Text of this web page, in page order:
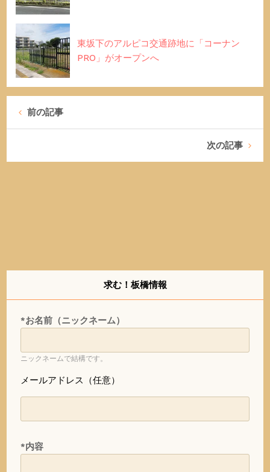
東坂下のアルピコ交通跡地に「コーナン
PRO」がオープンへ
前の記事
次の記事
求む！板橋情報
*お名前（ニックネーム）
ニックネームで結構です。
メールアドレス（任意）
*内容